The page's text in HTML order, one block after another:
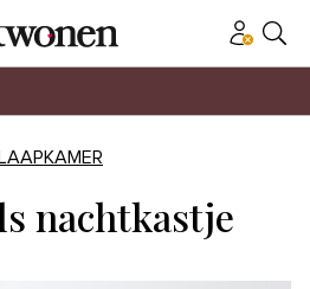
nachtkastje